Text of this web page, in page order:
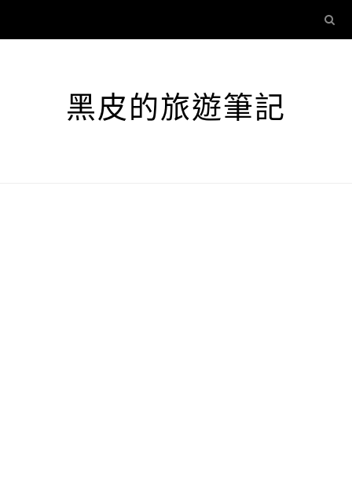
黑皮的旅遊筆記